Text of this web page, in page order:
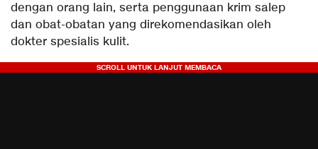
dengan orang lain, serta penggunaan krim salep
dan obat-obatan yang direkomendasikan oleh
dokter spesialis kulit.